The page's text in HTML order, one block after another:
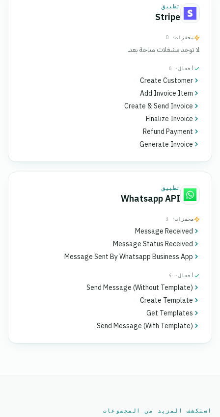
تطبيق
Stripe
محفزات· 0
لا توجد مشغلات متاحة بعد.
أفعال · 6
Create Customer
Add Invoice Item
Create & Send Invoice
Finalize Invoice
Refund Payment
Generate Invoice
تطبيق
Whatsapp API
محفزات· 3
Message Received
Message Status Received
Message Sent By Whatsapp Business App
أفعال · 4
Send Message (Without Template)
Create Template
Get Templates
Send Message (With Template)
استكشف المزيد من المجموعات